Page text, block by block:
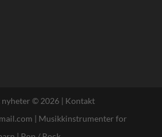
nyheter © 2026 | Kontakt
| Musikkinstrumenter for